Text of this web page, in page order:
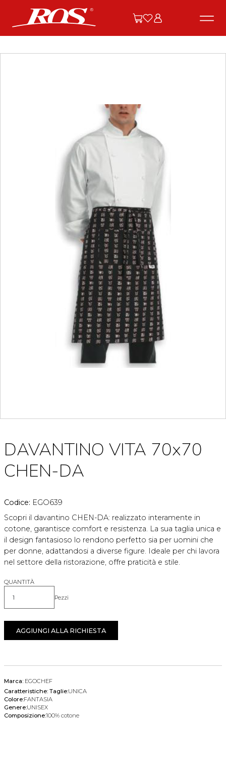
DAVANTINO VITA 70x70
CHEN-DA
Codice: EGO639
Scopri il davantino CHEN-DA: realizzato interamente in
cotone, garantisce comfort e resistenza. La sua taglia unica e
il design fantasioso lo rendono perfetto sia per uomini che
per donne, adattandosi a diverse figure. Ideale per chi lavora
nel settore della ristorazione, offre praticità e stile.
QUANTITÀ
Quantità Pezzi
AGGIUNGI ALLA RICHIESTA
Marca: EGOCHEF
Caratteristiche: Taglie:UNICA
Colore:FANTASIA
Genere:UNISEX
Composizione:100% cotone